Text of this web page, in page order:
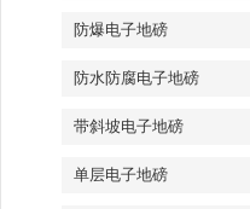
防爆电子地磅
防水防腐电子地磅
带斜坡电子地磅
单层电子地磅